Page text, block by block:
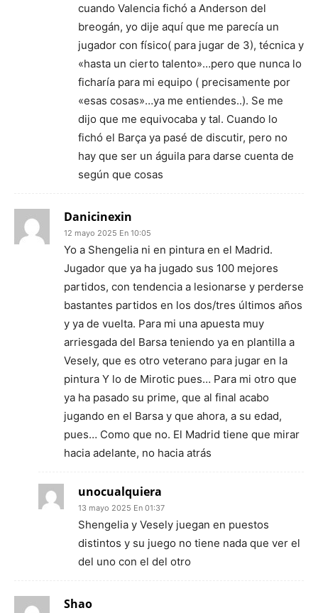
cuando Valencia fichó a Anderson del
breogán, yo dije aquí que me parecía un
jugador con físico( para jugar de 3), técnica y
«hasta un cierto talento»…pero que nunca lo
ficharía para mi equipo ( precisamente por
«esas cosas»…ya me entiendes..). Se me
dijo que me equivocaba y tal. Cuando lo
fichó el Barça ya pasé de discutir, pero no
hay que ser un águila para darse cuenta de
según que cosas
Danicinexin
12 mayo 2025 En 10:05
Yo a Shengelia ni en pintura en el Madrid.
Jugador que ya ha jugado sus 100 mejores
partidos, con tendencia a lesionarse y perderse
bastantes partidos en los dos/tres últimos años
y ya de vuelta. Para mi una apuesta muy
arriesgada del Barsa teniendo ya en plantilla a
Vesely, que es otro veterano para jugar en la
pintura Y lo de Mirotic pues… Para mi otro que
ya ha pasado su prime, que al final acabo
jugando en el Barsa y que ahora, a su edad,
pues… Como que no. El Madrid tiene que mirar
hacia adelante, no hacia atrás
unocualquiera
13 mayo 2025 En 01:37
Shengelia y Vesely juegan en puestos
distintos y su juego no tiene nada que ver el
del uno con el del otro
Shao